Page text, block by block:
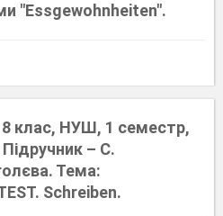
"Essgewohnheiten".
клас, НУШ, 1 семестр,
Підручник – С.
Тема:
Schreiben.